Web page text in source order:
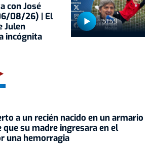
51:59
con José
08/26) | El
Julen
incógnita
a un recién nacido en un armario
que su madre ingresara en el
una hemorragia